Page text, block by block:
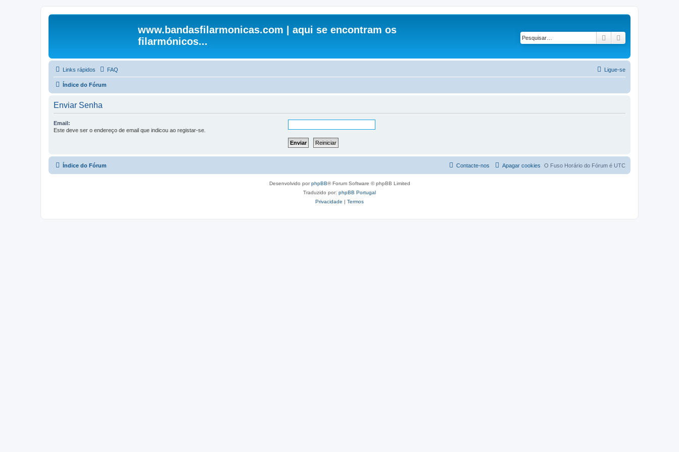
www.bandasfilarmonicas.com | aqui se encontram os
filarmónicos...
Pesquisar
Links rápidos FAQ Ligue-se
Índice do Fórum
Enviar Senha
Email:
Este deve ser o endereço de email que indicou ao registar-se.
Índice do Fórum O Fuso Horário do Fórum é UTC
Apagar cookies
Contacte-nos
Desenvolvido porphpBB® Forum Software © phpBB Limited
Traduzido por: phpBB Portugal
Privacidade | Termos